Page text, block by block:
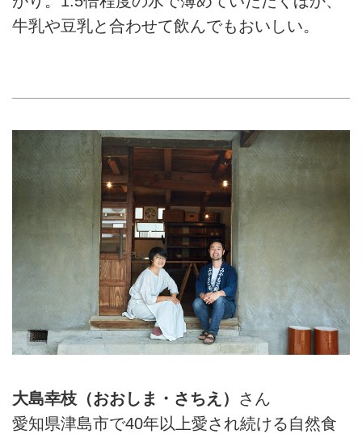
牛乳や豆乳と合わせて飲んでもおいしい。
大島幸枝（おおしま・さちえ） さん
愛知県津島市で40年以上愛され続ける自然食